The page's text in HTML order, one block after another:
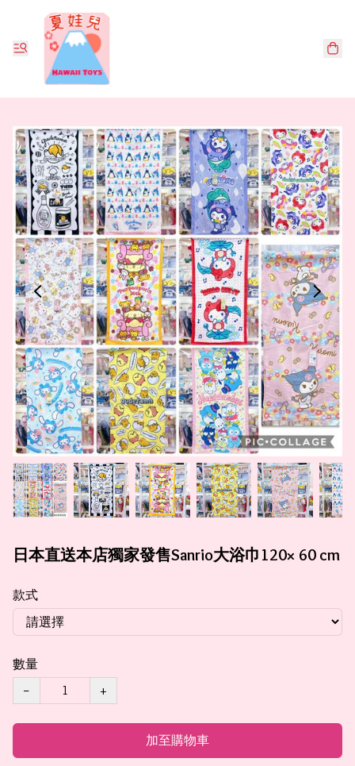
日本直送本店獨家發售Sanrio大浴巾120× 60 cm
款式
數量
−
+
加至購物車